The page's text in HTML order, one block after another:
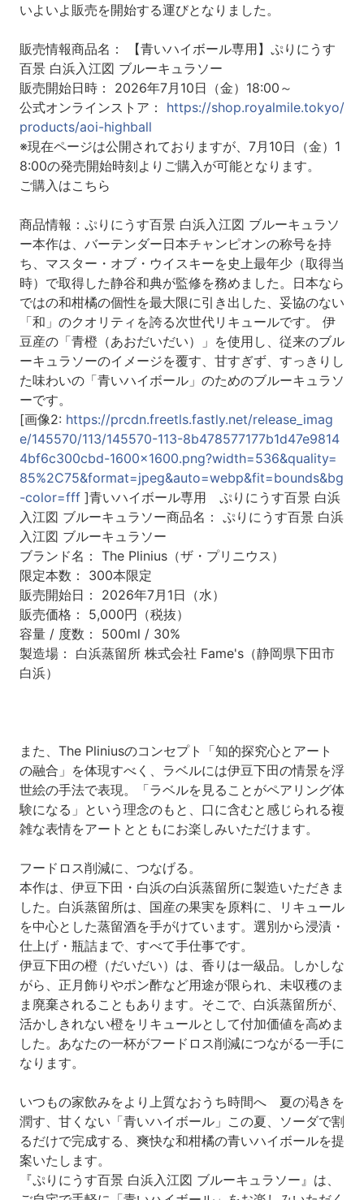
いよいよ販売を開始する運びとなりました。
販売情報商品名： 【青いハイボール専用】ぷりにうす
百景 白浜入江図 ブルーキュラソー
販売開始日時： 2026年7月10日（金）18:00～
公式オンラインストア： https://shop.royalmile.tokyo/
products/aoi-highball
※現在ページは公開されておりますが、7月10日（金）1
8:00の発売開始時刻よりご購入が可能となります。
ご購入はこちら
商品情報：ぷりにうす百景 白浜入江図 ブルーキュラソ
ー本作は、バーテンダー日本チャンピオンの称号を持
ち、マスター・オブ・ウイスキーを史上最年少（取得当
時）で取得した静谷和典が監修を務めました。日本なら
ではの和柑橘の個性を最大限に引き出した、妥協のない
「和」のクオリティを誇る次世代リキュールです。 伊
豆産の「青橙（あおだいだい）」を使用し、従来のブル
ーキュラソーのイメージを覆す、甘すぎず、すっきりし
た味わいの「青いハイボール」のためのブルーキュラソ
ーです。
[画像2: https://prcdn.freetls.fastly.net/release_imag
e/145570/113/145570-113-8b478577177b1d47e9814
4bf6c300cbd-1600x1600.png?width=536&quality=
85%2C75&format=jpeg&auto=webp&fit=bounds&bg
-color=fff]青いハイボール専用 ぷりにうす百景 白浜
入江図 ブルーキュラソー商品名： ぷりにうす百景 白浜
入江図 ブルーキュラソー
ブランド名： The Plinius（ザ・プリニウス）
限定本数： 300本限定
販売開始日： 2026年7月1日（水）
販売価格： 5,000円（税抜）
容量 / 度数： 500ml / 30%
製造場： 白浜蒸留所 株式会社 Fame's（静岡県下田市
白浜）
また、The Pliniusのコンセプト「知的探究心とアート
の融合」を体現すべく、ラベルには伊豆下田の情景を浮
世絵の手法で表現。「ラベルを見ることがペアリング体
験になる」という理念のもと、口に含むと感じられる複
雑な表情をアートとともにお楽しみいただけます。
フードロス削減に、つなげる。
本作は、伊豆下田・白浜の白浜蒸留所に製造いただきま
した。白浜蒸留所は、国産の果実を原料に、リキュール
を中心とした蒸留酒を手がけています。選別から浸漬・
仕上げ・瓶詰まで、すべて手仕事です。
伊豆下田の橙（だいだい）は、香りは一級品。しかしな
がら、正月飾りやポン酢など用途が限られ、未収穫のま
ま廃棄されることもあります。そこで、白浜蒸留所が、
活かしきれない橙をリキュールとして付加価値を高めま
した。あなたの一杯がフードロス削減につながる一手に
なります。
いつもの家飲みをより上質なおうち時間へ 夏の渇きを
潤す、甘くない「青いハイボール」この夏、ソーダで割
るだけで完成する、爽快な和柑橘の青いハイボールを提
案いたします。
『ぷりにうす百景 白浜入江図 ブルーキュラソー』は、